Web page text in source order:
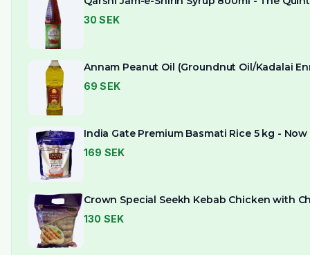
30 SEK
Annam Peanut Oil (Groundnut Oil/Kadalai
69 SEK
India Gate Premium Basmati Rice 5 kg -
169 SEK
Crown Special Seekh Kebab Chicken with
130 SEK